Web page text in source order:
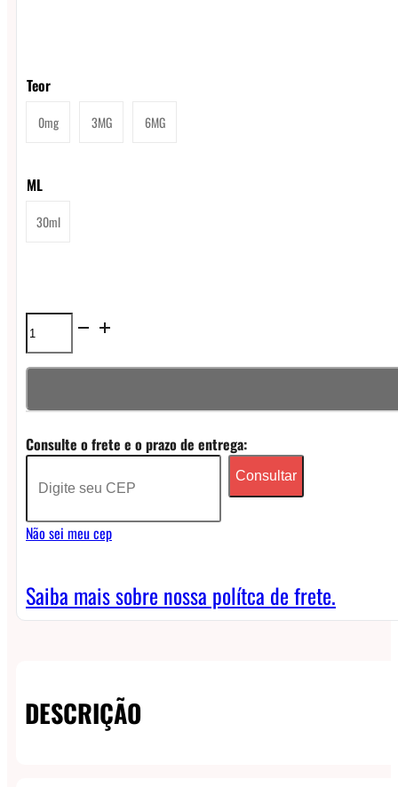
Teor
0mg 3MG 6MG
ML
30ml
Líquido
LQD
Ice
Strawberry
Art
Ice
quantidade
Consulte o frete e o prazo de entrega:
Consultar
Não sei meu cep
Saiba mais sobre nossa polítca de frete.
DESCRIÇÃO